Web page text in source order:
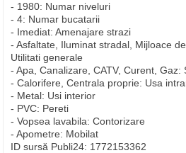
- 1980: Numar niveluri
- 4: Numar bucatarii
- Imediat: Amenajare strazi
- Asfaltate, Iluminat stradal, Mijloace
Utilitati generale
- Apa, Canalizare, CATV, Curent, Gaz:
- Calorifere, Centrala proprie: Usa
- Metal: Usi interior
- PVC: Pereti
- Vopsea lavabila: Contorizare
- Apometre: Mobilat
ID sursă Publi24: 1772153362